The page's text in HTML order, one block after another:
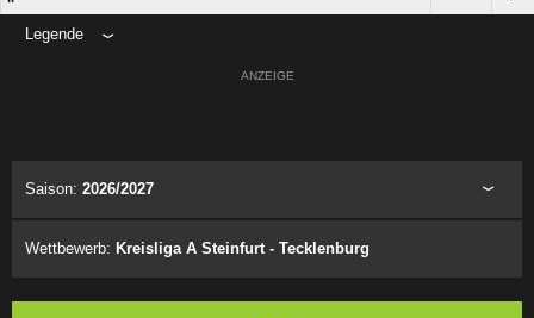
Legende
ANZEIGE
Saison: 2026/2027
Wettbewerb: Kreisliga A Steinfurt - Tecklenburg